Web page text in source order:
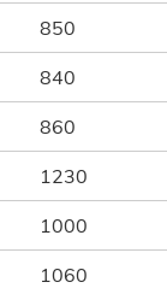
850
840
860
1230
1000
1060